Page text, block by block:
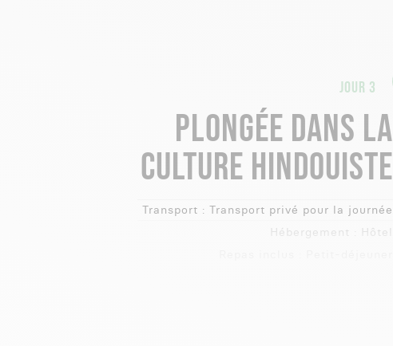
JOUR 3
PLONGÉE DANS LA
CULTURE HINDOUISTE
Transport : Transport privé pour la journée
Hébergement :
Hôtel